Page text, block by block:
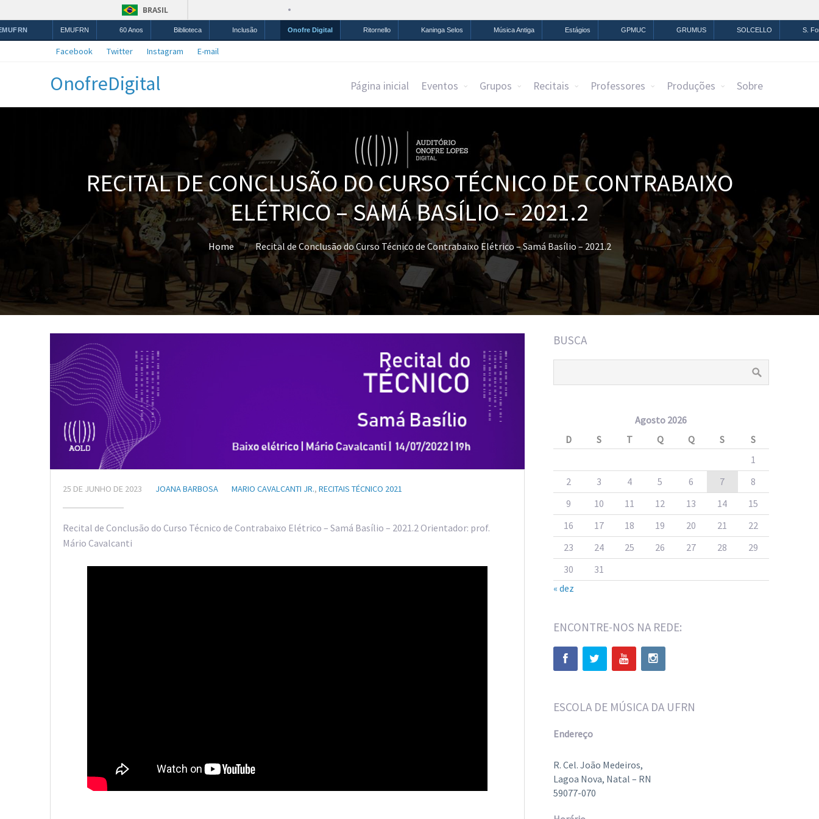
BRASIL
Simplifique!
Comunica BR Participe Acesso à informação Legislação Canais
EMUFRN 60 Anos Biblioteca Inclusão Onofre Digital Ritornello Kaninga Selos Música Antiga Estágios GPMUC GRUMUS SOLCELLO S.
Facebook Twitter Instagram E-mail
OnofreDigital Página inicial Eventos Grupos Recitais Professores Produções Sobre
RECITAL DE CONCLUSÃO DO CURSO TÉCNICO DE CONTRABAIXO
ELÉTRICO – SAMÁ BASÍLIO – 2021.2
Home Recital de Conclusão do Curso Técnico de Contrabaixo Elétrico – Samá Basílio – 2021.2
25 DE JUNHO DE 2023 JOANA BARBOSA MARIO CAVALCANTI JR., RECITAIS TÉCNICO 2021
Recital de Conclusão do Curso Técnico de Contrabaixo Elétrico – Samá Basílio – 2021.2 Orientador: prof.
Mário Cavalcanti
BUSCA
Agosto 2026
D
S T Q Q S
S
1
2
3 4 5 6 7
8
9
10 11 12 13 14
15
16
17 18 19 20 21
22
23
24 25 26 27 28
29
30
31
« dez
ENCONTRE-NOS NA REDE:
ESCOLA DE MÚSICA DA UFRN
Endereço
R. Cel. João Medeiros,
Lagoa Nova, Natal – RN
59077-070